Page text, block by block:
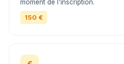
moment de l'inscription.
150 €